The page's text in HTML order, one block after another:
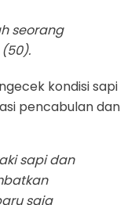
seorang
kondisi sapi
pencabulan dan
sapi dan
saja